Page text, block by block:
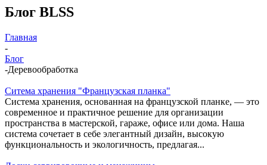
Блог BLSS
Главная
-
Блог
-Деревообработка
Ситема хранения "Французская планка"
Система хранения, основанная на французской планке, — это
современное и практичное решение для организации
пространства в мастерской, гараже, офисе или дома. Наша
система сочетает в себе элегантный дизайн, высокую
функциональность и экологичность, предлагая...